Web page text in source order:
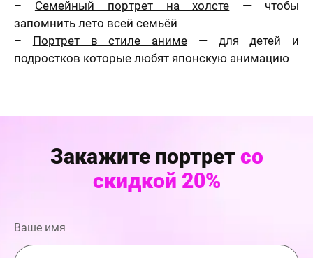
– Семейный портрет на холсте — чтобы
запомнить лето всей семьёй
– Портрет в стиле аниме — для детей и
подростков которые любят японскую анимацию
Закажите портрет со
скидкой 20%
Ваше имя